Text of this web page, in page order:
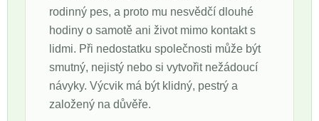
rodinný pes, a proto mu nesvědčí dlouhé
hodiny o samotě ani život mimo kontakt s
lidmi. Při nedostatku společnosti může být
smutný, nejistý nebo si vytvořit nežádoucí
návyky. Výcvik má být klidný, pestrý a
založený na důvěře.